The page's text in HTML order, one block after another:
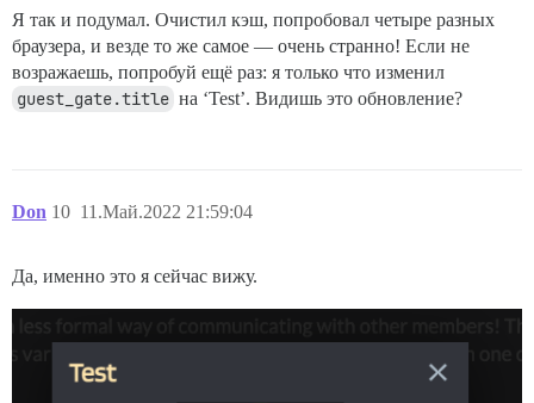
Я так и подумал. Очистил кэш, попробовал четыре разных
браузера, и везде то же самое — очень странно! Если не
возражаешь, попробуй ещё раз: я только что изменил
guest_gate.title на ‘Test’. Видишь это обновление?
Don 11.Май.2022 21:59:04
10
Да, именно это я сейчас вижу.